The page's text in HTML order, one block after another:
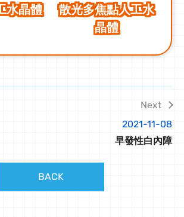
水晶體
散光多焦點人工水
晶體
2021-11-08
早發性白內障
BACK